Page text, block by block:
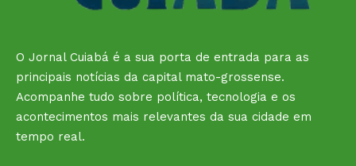
O Jornal Cuiabá é a sua porta de entrada para as
principais notícias da capital mato-grossense.
Acompanhe tudo sobre política, tecnologia e os
acontecimentos mais relevantes da sua cidade em
tempo real.